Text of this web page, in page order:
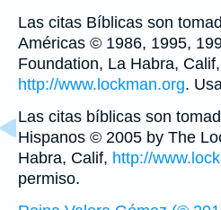
Las citas Bíblicas son
Américas © 1986, 1995,
Foundation, La Habra, Calif,
http://www.lockman.org.
Las citas bíblicas son
Hispanos © 2005 by The
Habra, Calif, http://
permiso.